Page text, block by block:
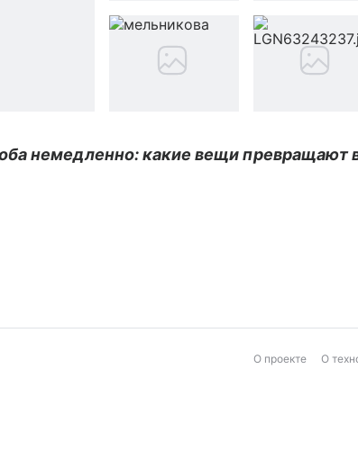
немедленно: какие вещи превращают
О проекте О